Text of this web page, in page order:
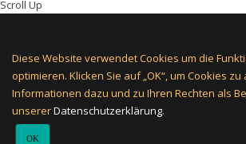
Scroll Up
Diese Website verwendet Cookies um die
optimieren. Klicken Sie auf „OK“, um Cookies
Informationen dazu und zu Ihren Rechten als
unsererDatenschutzerklärung.
OK